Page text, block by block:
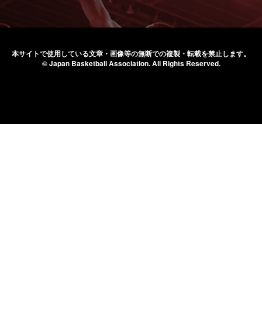
本サイトで使用している文章・画像等の無断での複製・転載を禁止します。
© Japan Basketball Association.All Rights Reserved.